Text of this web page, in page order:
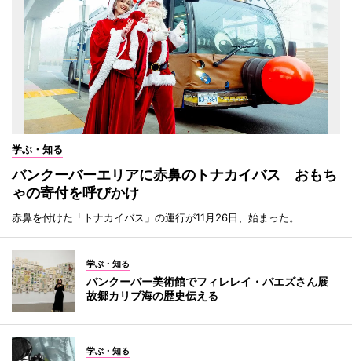
学ぶ・知る
バンクーバーエリアに赤鼻のトナカイバス おもち
ゃの寄付を呼びかけ
赤鼻を付けた「トナカイバス」の運行が11月26日、始まった。
学ぶ・知る
バンクーバー美術館でフィレレイ・バエズさん展
故郷カリブ海の歴史伝える
学ぶ・知る